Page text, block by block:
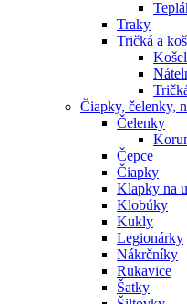
Traky
Tričká a
Čiapky, čelenky,
Čelenky
Čepce
Čiapky
Klapky na
Klobúky
Kukly
Legionárky
Nákrčníky
Rukavice
Šatky